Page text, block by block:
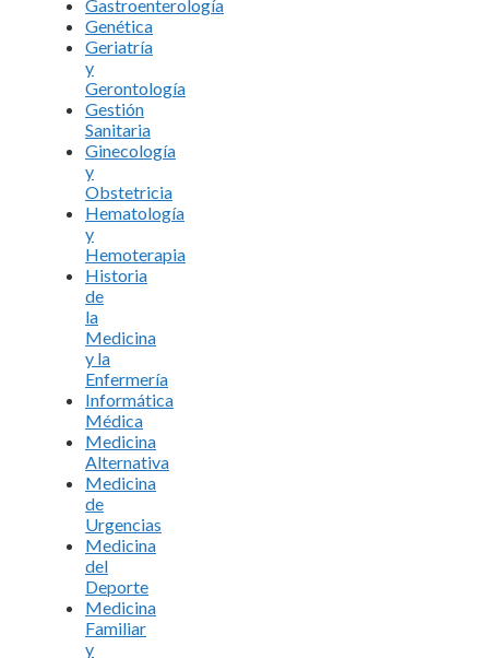
Gastroenterología
Genética
Geriatría
y
Gerontología
Gestión
Sanitaria
Ginecología
y
Obstetricia
Hematología
y
Hemoterapia
Historia
de
la
Medicina
y la
Enfermería
Informática
Médica
Medicina
Alternativa
Medicina
de
Urgencias
Medicina
del
Deporte
Medicina
Familiar
y